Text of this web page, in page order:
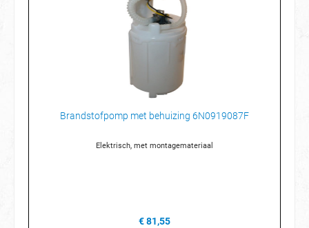
Brandstofpomp met behuizing 6N0919087F
Elektrisch, met montagemateriaal
€ 81,55